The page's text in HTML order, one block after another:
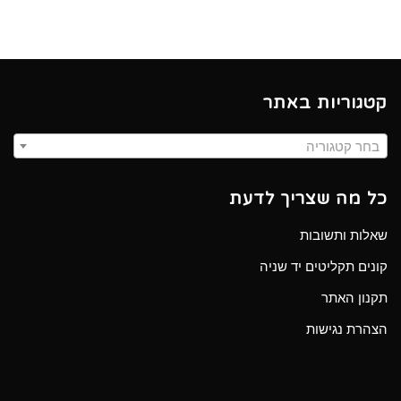
קטגוריות באתר
בחר קטגוריה
כל מה שצריך לדעת
שאלות ותשובות
קונים תקליטים יד שניה
תקנון האתר
הצהרת נגישות